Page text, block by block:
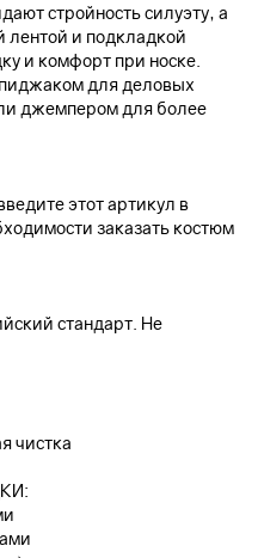
стройность силуэту, а
лентой и подкладкой
и комфорт при носке.
для деловых
джемпером для более
этот артикул в
заказать костюм
стандарт. Не
чистка